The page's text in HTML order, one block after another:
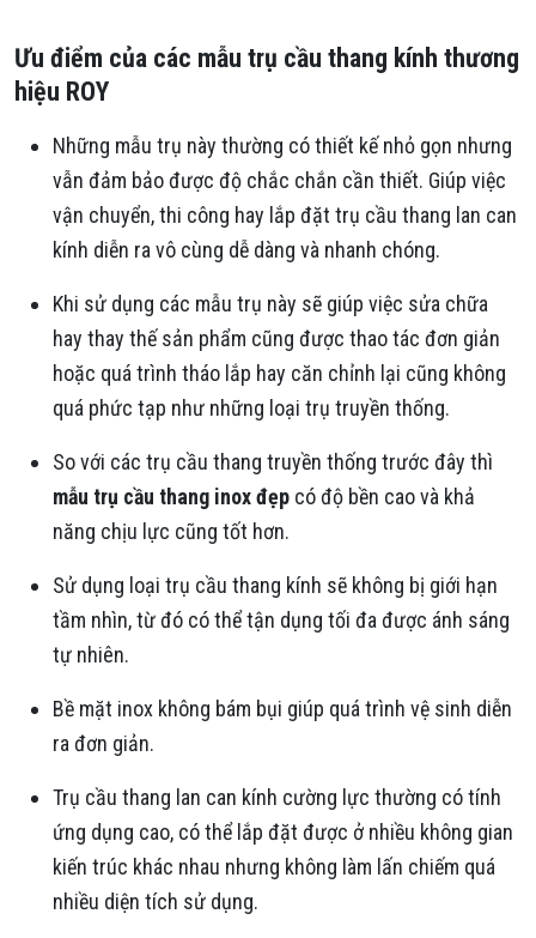
Ưu điểm của các mẫu trụ cầu thang kính thương
hiệu ROY
Những mẫu trụ này thường có thiết kế nhỏ gọn nhưng
vẫn đảm bảo được độ chắc chắn cần thiết. Giúp việc
vận chuyển, thi công hay lắp đặt trụ cầu thang lan can
kính diễn ra vô cùng dễ dàng và nhanh chóng.
Khi sử dụng các mẫu trụ này sẽ giúp việc sửa chữa
hay thay thế sản phẩm cũng được thao tác đơn giản
hoặc quá trình tháo lắp hay căn chỉnh lại cũng không
quá phức tạp như những loại trụ truyền thống.
So với các trụ cầu thang truyền thống trước đây thì
mẫu trụ cầu thang inox đẹp có độ bền cao và khả
năng chịu lực cũng tốt hơn.
Sử dụng loại trụ cầu thang kính sẽ không bị giới hạn
tầm nhìn, từ đó có thể tận dụng tối đa được ánh sáng
tự nhiên.
Bề mặt inox không bám bụi giúp quá trình vệ sinh diễn
ra đơn giản.
Trụ cầu thang lan can kính cường lực thường có tính
ứng dụng cao, có thể lắp đặt được ở nhiều không gian
kiến trúc khác nhau nhưng không làm lấn chiếm quá
nhiều diện tích sử dụng.